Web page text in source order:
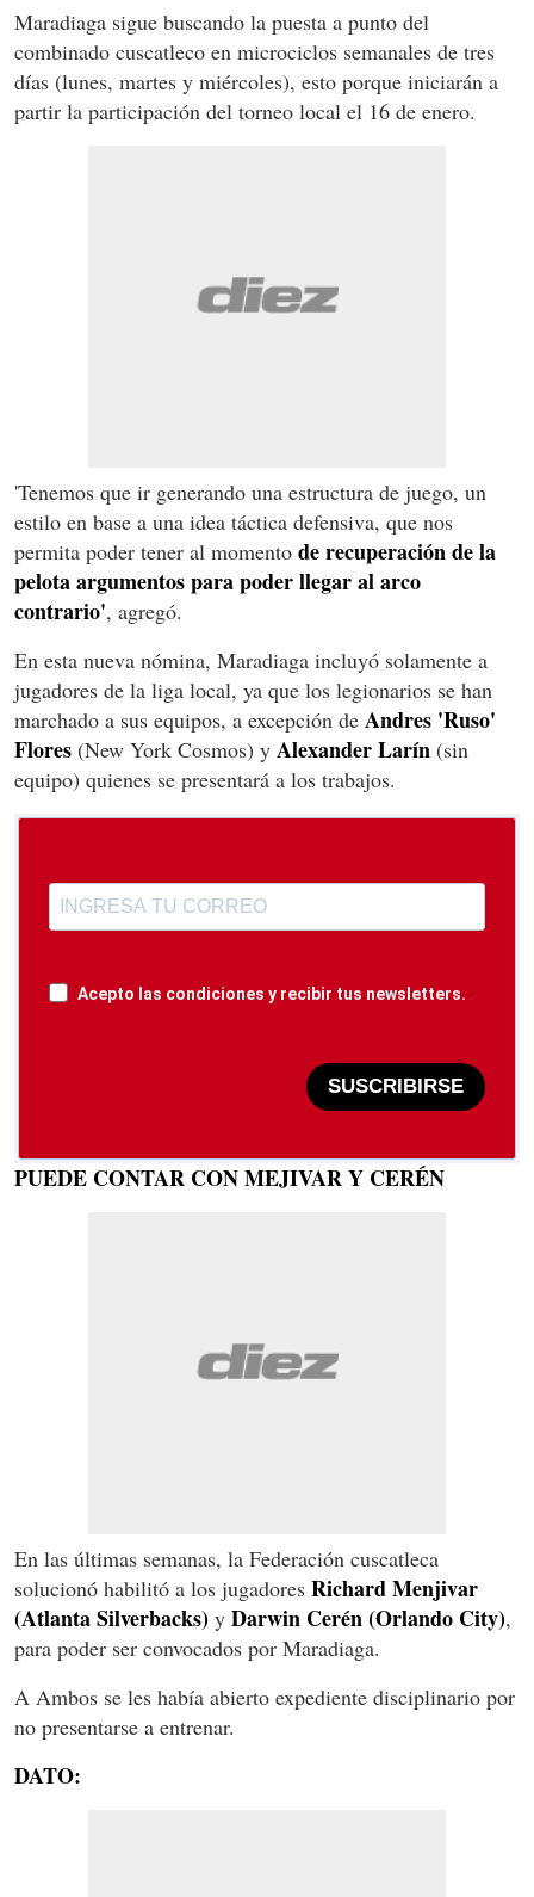
Maradiaga sigue buscando la puesta a punto del
combinado cuscatleco en microciclos semanales de tres
días (lunes, martes y miércoles), esto porque iniciarán a
partir la participación del torneo local el 16 de enero.
'Tenemos que ir generando una estructura de juego, un
estilo en base a una idea táctica defensiva, que nos
permita poder tener al momento de recuperación de la
pelota argumentos para poder llegar al arco
contrario', agregó.
En esta nueva nómina, Maradiaga incluyó solamente a
jugadores de la liga local, ya que los legionarios se han
marchado a sus equipos, a excepción de Andres 'Ruso'
Flores (New York Cosmos) y Alexander Larín (sin
equipo) quienes se presentará a los trabajos.
Acepto las condiciones y recibir tus newsletters.
SUSCRIBIRSE
PUEDE CONTAR CON MEJIVAR Y CERÉN
En las últimas semanas, la Federación cuscatleca
solucionó habilitó a los jugadores Richard Menjivar
(Atlanta Silverbacks) y Darwin Cerén(Orlando City),
para poder ser convocados por Maradiaga.
A Ambos se les había abierto expediente disciplinario por
no presentarse a entrenar.
DATO: